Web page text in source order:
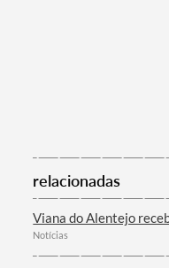
relacionadas
Viana do Alentejo
Notícias